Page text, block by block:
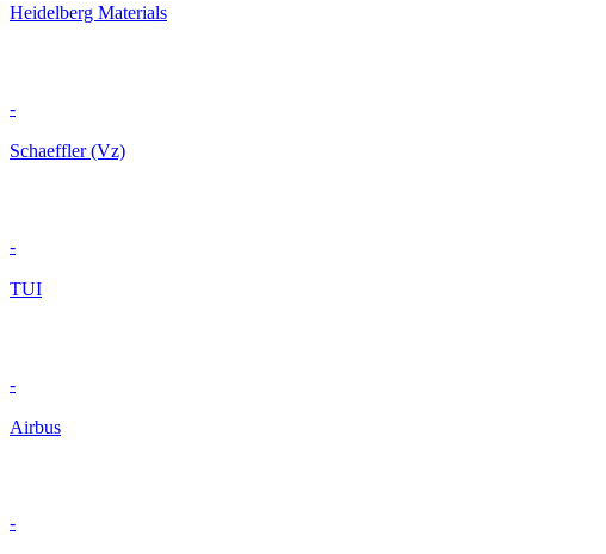
Heidelberg Materials
-
Schaeffler (Vz)
-
TUI
-
Airbus
-